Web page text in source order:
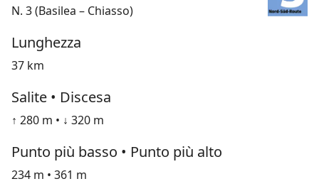
N. 3 (Basilea – Chiasso)
Lunghezza
37 km
Salite • Discesa
↑ 280 m • ↓ 320 m
Punto più basso • Punto più alto
234 m • 361 m